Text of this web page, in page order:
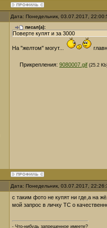
Дата: Понедельник, 03.07.2017,
писал(а):
Поверте купят и за 3000
На "желтом" могут...
Прикрепления: 9080007.gif (25.2
Дата: Понедельник, 03.07.2017,
с таким фото не купят ни где,а на
мой запрос в личку ТС о
- Что-нибудь запрещенное имеете?